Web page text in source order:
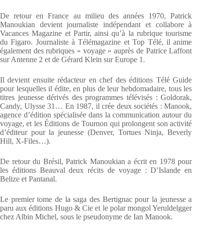
De retour en France au milieu des années 1970, Patrick
Manoukian devient journaliste indépendant et collabore à
Vacances Magazine et Partir, ainsi qu’à la rubrique tourisme
du Figaro. Journaliste à Télémagazine et Top Télé, il anime
également des rubriques « voyage » auprès de Patrice Laffont
sur Antenne 2 et de Gérard Klein sur Europe 1.
Il devient ensuite rédacteur en chef des éditions Télé Guide
pour lesquelles il édite, en plus de leur hebdomadaire, tous les
titres jeunesse dérivés des programmes télévisés : Goldorak,
Candy, Ulysse 31… En 1987, il crée deux sociétés : Manook,
agence d’édition spécialisée dans la communication autour du
voyage, et les Éditions de Tournon qui prolongent son activité
d’éditeur pour la jeunesse (Denver, Tortues Ninja, Beverly
Hill, X-Files…).
De retour du Brésil, Patrick Manoukian a écrit en 1978 pour
les éditions Beauval deux récits de voyage : D’Islande en
Belize et Pantanal.
Le premier tome de la saga des Bertignac pour la jeunesse a
paru aux éditions Hugo & Cie et le polar mongol Yeruldelgger
chez Albin Michel, sous le pseudonyme de Ian Manook.